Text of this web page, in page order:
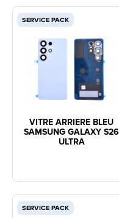
SERVICE PACK
VITRE ARRIERE BLEU
SAMSUNG GALAXY S26
ULTRA
SERVICE PACK